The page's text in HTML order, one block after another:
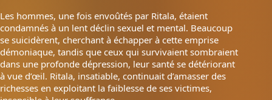
Les hommes, une fois envoûtés par Ritala, étaient
condamnés à un lent déclin sexuel et mental. Beaucoup
se suicidèrent, cherchant à échapper à cette emprise
démoniaque, tandis que ceux qui survivaient sombraient
dans une profonde dépression, leur santé se détériorant
à vue d’œil. Ritala, insatiable, continuait d’amasser des
richesses en exploitant la faiblesse de ses victimes,